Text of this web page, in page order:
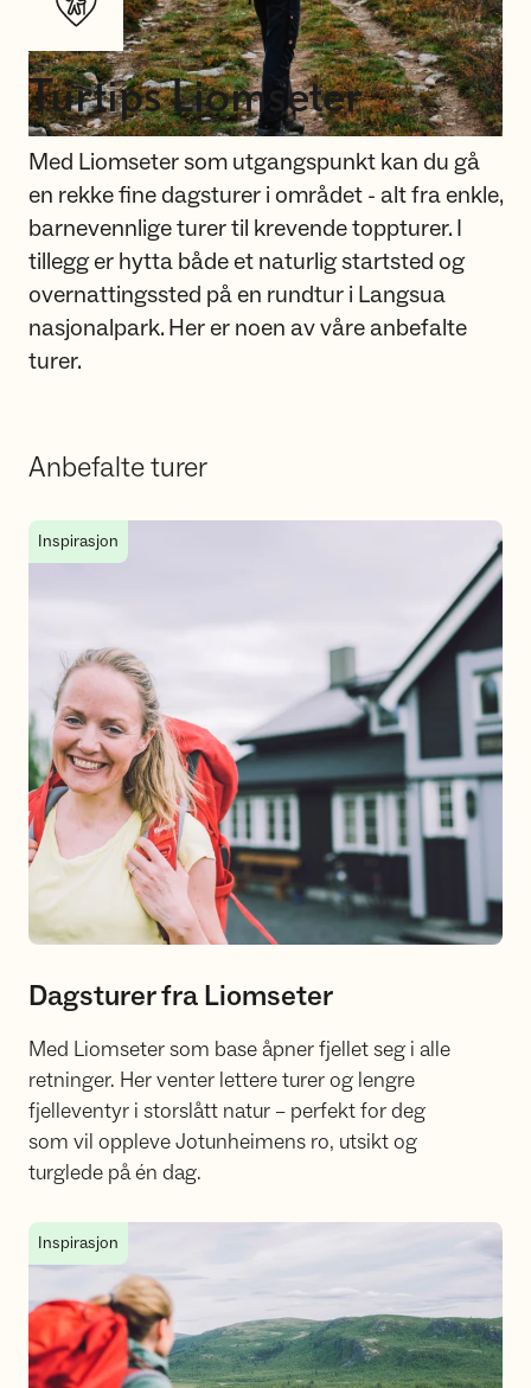
Turtips Liomseter
Med Liomseter som utgangspunkt kan du gå
en rekke fine dagsturer i området - alt fra enkle,
barnevennlige turer til krevende toppturer. I
tillegg er hytta både et naturlig startsted og
overnattingssted på en rundtur i Langsua
nasjonalpark. Her er noen av våre anbefalte
turer.
Anbefalte turer
Dagsturer fra Liomseter
Inspirasjon
Dagsturer fra Liomseter
Med Liomseter som base åpner fjellet seg i alle
retninger. Her venter lettere turer og lengre
fjelleventyr i storslått natur – perfekt for deg
som vil oppleve Jotunheimens ro, utsikt og
turglede på én dag.
Hytte til hytte turer til/via Liomseter
Inspirasjon